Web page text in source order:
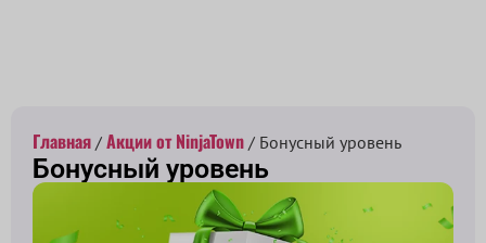
Главная / Акции от NinjaTown / Бонусный уровень
Бонусный уровень